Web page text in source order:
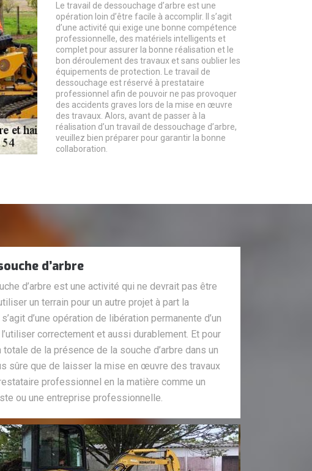
Le travail de dessouchage d’arbre est une
opération loin d’être facile à accomplir. Il s’agit
d’une activité qui exige une bonne compétence
professionnelle, des matériels intelligents et
complet pour assurer la bonne réalisation et le
bon déroulement des travaux et sans oublier les
équipements de protection. Le travail de
dessouchage est réservé à prestataire
professionnel afin de pouvoir ne pas provoquer
des accidents graves lors de la mise en œuvre
des travaux. Alors, avant de passer à la
réalisation d’un travail de dessouchage d’arbre,
veuillez bien préparer pour garantir la bonne
collaboration.
d’arbre
d’arbre est une activité qui ne devrait pas être
un terrain pour un autre projet à part la
d’une opération de libération permanente d’un
correctement et aussi durablement. Et pour
totale de la présence de la souche d’arbre dans un
sûre que de laisser la mise en œuvre des travaux
professionnel en la matière comme un
ou une entreprise professionnelle.